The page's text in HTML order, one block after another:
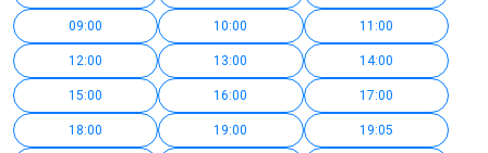
09:00 10:00 11:00
12:00 13:00 14:00
15:00 16:00 17:00
18:00 19:00 19:05